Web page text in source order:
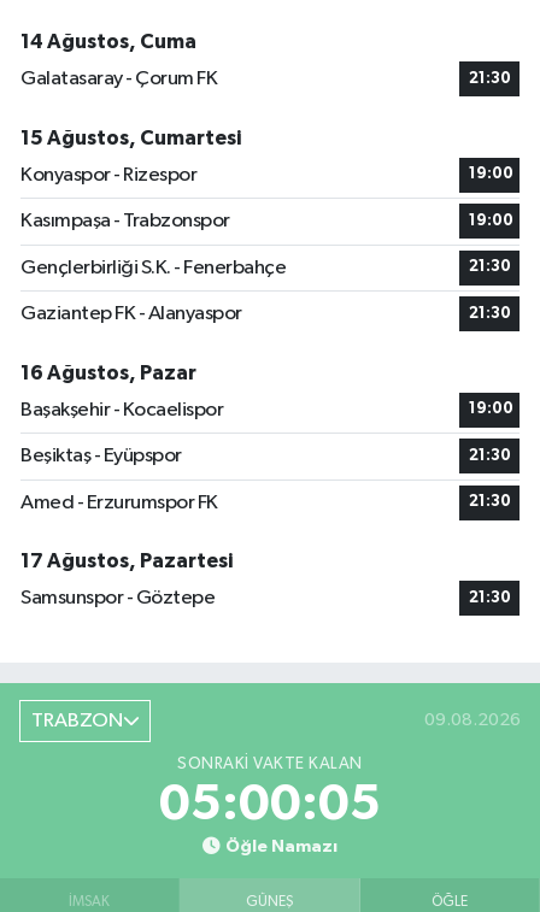
14 Ağustos, Cuma
Galatasaray - Çorum FK
21:30
15 Ağustos, Cumartesi
Konyaspor - Rizespor
19:00
Kasımpaşa - Trabzonspor 19:00
Gençlerbirliği S.K. - Fenerbahçe 21:30
Gaziantep FK - Alanyaspor 21:30
16 Ağustos, Pazar
Başakşehir - Kocaelispor
19:00
Beşiktaş - Eyüpspor 21:30
Amed - Erzurumspor FK 21:30
17 Ağustos, Pazartesi
Samsunspor - Göztepe
21:30
TRABZON 09.08.2026
SONRAKI VAKTE KALAN
05:00:05
Öğle Namazı
İMSAK GÜNEŞ ÖĞLE